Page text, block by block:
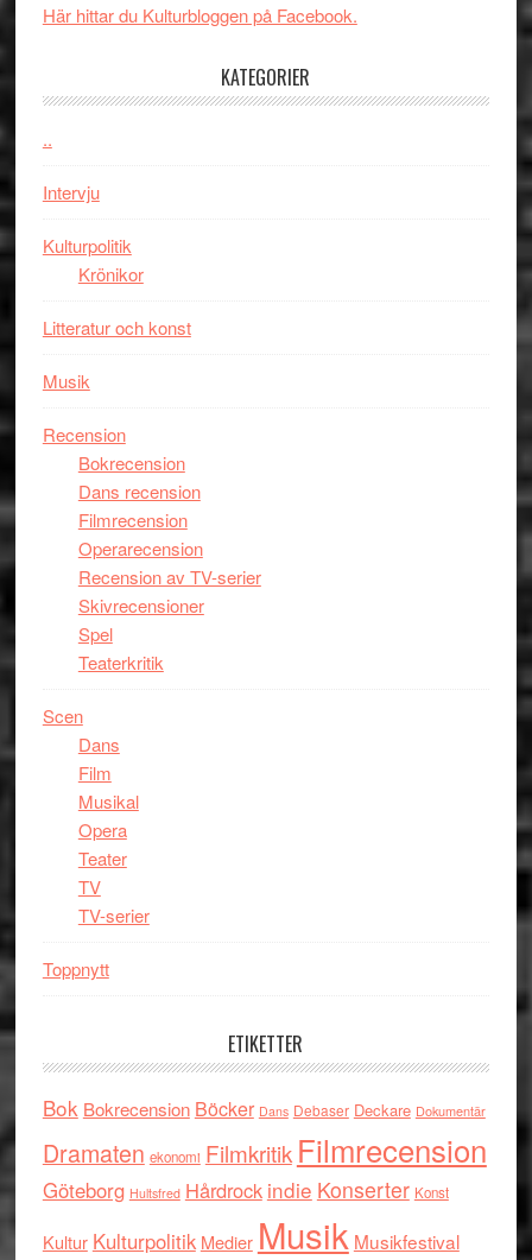
om
imponerande
Här hittar du Kulturbloggen på Facebook.
KATEGORIER
..
Intervju
Kulturpolitik
Krönikor
Litteratur och konst
Musik
Recension
Bokrecension
Dans recension
Filmrecension
Operarecension
Recension av TV-serier
Skivrecensioner
Spel
Teaterkritik
Scen
Dans
Film
Musikal
Opera
Teater
TV
TV-serier
Toppnytt
ETIKETTER
Bok Bokrecension Böcker Dans Debaser Deckare Dokumentär
Dramaten ekonomi Filmkritik Filmrecension
Göteborg Hultsfred Hårdrock indie Konserter Konst
Kultur Kulturpolitik Medier Musik Musikfestival